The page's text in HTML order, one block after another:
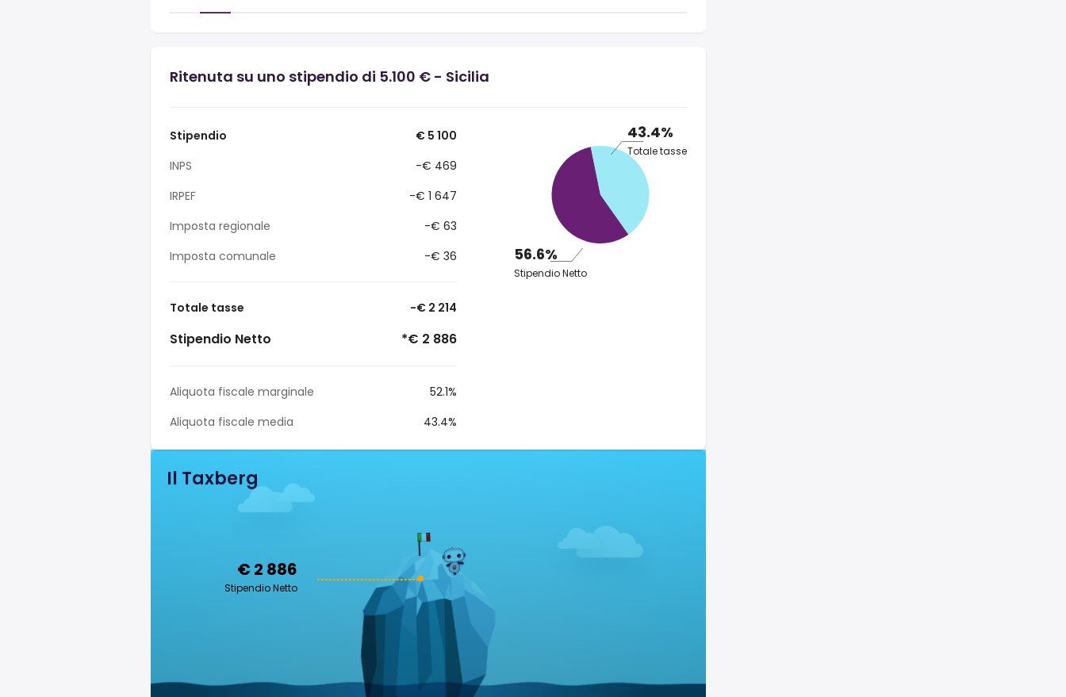
Ritenuta su uno stipendio di 5.100 € - Sicilia
Stipendio
€ 5 100
INPS
-€ 469
IRPEF
-€ 1 647
Imposta regionale
-€ 63
Imposta comunale
-€ 36
Totale tasse -€ 2 214
Stipendio Netto *€ 2 886
Aliquota fiscale marginale
52.1%
Aliquota fiscale media
43.4%
43.4%
Totale tasse
56.6%
Stipendio Netto
Il Taxberg
€ 2 886
Stipendio Netto